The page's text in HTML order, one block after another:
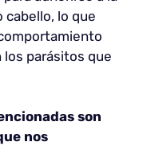
cabello, lo que
los parásitos que
son
nos